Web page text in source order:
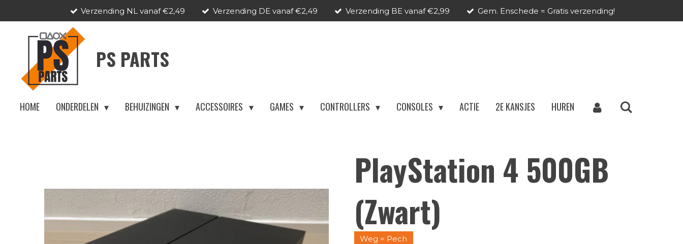
hoofdinhoud
Verzending NL vanaf €2,49 Verzending DE vanaf €2,49 Verzending BE vanaf €2,99 Gem. Enschede = Gratis verzending!
PS PARTS
HOME ONDERDELEN BEHUIZINGEN ACCESSOIRES GAMES CONTROLLERS CONSOLES ACTIE 2E KANSJES HUREN
PlayStation 4 500GB
(Zwart)
Weg = Pech